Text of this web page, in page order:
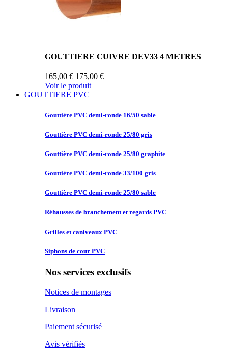
GOUTTIERE CUIVRE DEV33 4 METRES
165,00 € 175,00 €
Voir le produit
GOUTTIERE PVC
Gouttière PVC demi-ronde 16/50 sable
Gouttière PVC demi-ronde 25/80 gris
Gouttière PVC demi-ronde 25/80 graphite
Gouttière PVC demi-ronde 33/100 gris
Gouttière PVC demi-ronde 25/80 sable
Réhausses de branchement et regards PVC
Grilles et caniveaux PVC
Siphons de cour PVC
Nos services exclusifs
Notices de montages
Livraison
Paiement sécurisé
Avis vérifiés